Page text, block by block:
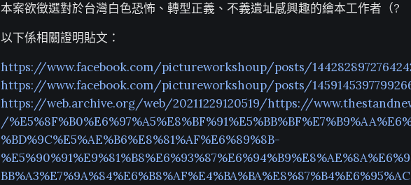
本案欲徵選對於台灣白色恐怖、轉型正義、不義遺址感興趣的繪本工作者（?
以下係相關證明貼文：
https://www.facebook.com/pictureworkshoup/posts/
https://www.facebook.com/pictureworkshoup/posts/
https://web.archive.org/web/20211229120519/https://
/
%BD%9C%E5%AE%B6%E8%81%AF%E6%89%8B-
BB%A3%E7%9A%84%E6%B8%AF%E4%BA%BA%E8%87%B4%E6%95%AC